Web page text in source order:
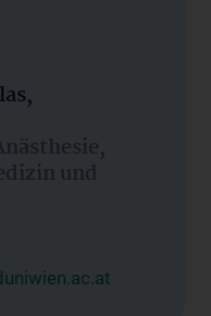
und